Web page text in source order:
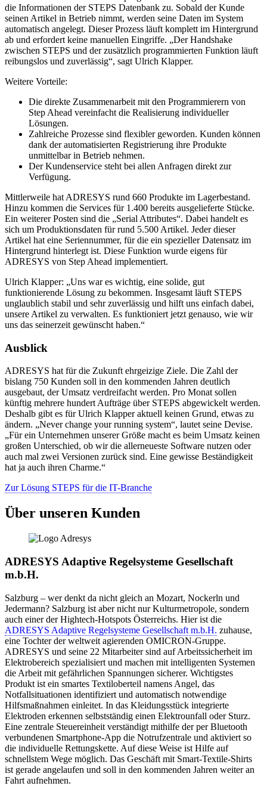
die Informationen der STEPS Datenbank zu. Sobald der Kunde
seinen Artikel in Betrieb nimmt, werden seine Daten im System
automatisch angelegt. Dieser Prozess läuft komplett im Hintergrund
ab und erfordert keine manuellen Eingriffe. „Der Handshake
zwischen STEPS und der zusätzlich programmierten Funktion läuft
reibungslos und zuverlässig“, sagt Ulrich Klapper.
Weitere Vorteile:
Die direkte Zusammenarbeit mit den Programmierern von
Step Ahead vereinfacht die Realisierung individueller
Lösungen.
Zahlreiche Prozesse sind flexibler geworden. Kunden können
dank der automatisierten Registrierung ihre Produkte
unmittelbar in Betrieb nehmen.
Der Kundenservice steht bei allen Anfragen direkt zur
Verfügung.
Mittlerweile hat ADRESYS rund 660 Produkte im Lagerbestand.
Hinzu kommen die Services für 1.400 bereits ausgelieferte Stücke.
Ein weiterer Posten sind die „Serial Attributes“. Dabei handelt es
sich um Produktionsdaten für rund 5.500 Artikel. Jeder dieser
Artikel hat eine Seriennummer, für die ein spezieller Datensatz im
Hintergrund hinterlegt ist. Diese Funktion wurde eigens für
ADRESYS von Step Ahead implementiert.
Ulrich Klapper: „Uns war es wichtig, eine solide, gut
funktionierende Lösung zu bekommen. Insgesamt läuft STEPS
unglaublich stabil und sehr zuverlässig und hilft uns einfach dabei,
unsere Artikel zu verwalten. Es funktioniert jetzt genauso, wie wir
uns das seinerzeit gewünscht haben.“
Ausblick
ADRESYS hat für die Zukunft ehrgeizige Ziele. Die Zahl der
bislang 750 Kunden soll in den kommenden Jahren deutlich
ausgebaut, der Umsatz verdreifacht werden. Pro Monat sollen
künftig mehrere hundert Aufträge über STEPS abgewickelt werden.
Deshalb gibt es für Ulrich Klapper aktuell keinen Grund, etwas zu
ändern. „Never change your running system“, lautet seine Devise.
„Für ein Unternehmen unserer Größe macht es beim Umsatz keinen
großen Unterschied, ob wir die allerneueste Software nutzen oder
auch mal zwei Versionen zurück sind. Eine gewisse Beständigkeit
hat ja auch ihren Charme.“
Zur Lösung STEPS für die IT-Branche
Über unseren Kunden
ADRESYS Adaptive Regelsysteme Gesellschaft
m.b.H.
Salzburg – wer denkt da nicht gleich an Mozart, Nockerln und
Jedermann? Salzburg ist aber nicht nur Kulturmetropole, sondern
auch einer der Hightech-Hotspots Österreichs. Hier ist die
ADRESYS Adaptive Regelsysteme Gesellschaft m.b.H. zuhause,
eine Tochter der weltweit agierenden OMICRON-Gruppe.
ADRESYS und seine 22 Mitarbeiter sind auf Arbeitssicherheit im
Elektrobereich spezialisiert und machen mit intelligenten Systemen
die Arbeit mit gefährlichen Spannungen sicherer. Wichtigstes
Produkt ist ein smartes Textiloberteil namens Angel, das
Notfallsituationen identifiziert und automatisch notwendige
Hilfsmaßnahmen einleitet. In das Kleidungsstück integrierte
Elektroden erkennen selbstständig einen Elektrounfall oder Sturz.
Eine zentrale Steuereinheit verständigt mithilfe der per Bluetooth
verbundenen Smartphone-App die Notrufzentrale und aktiviert so
die individuelle Rettungskette. Auf diese Weise ist Hilfe auf
schnellstem Wege möglich. Das Geschäft mit Smart-Textile-Shirts
ist gerade angelaufen und soll in den kommenden Jahren weiter an
Fahrt aufnehmen.